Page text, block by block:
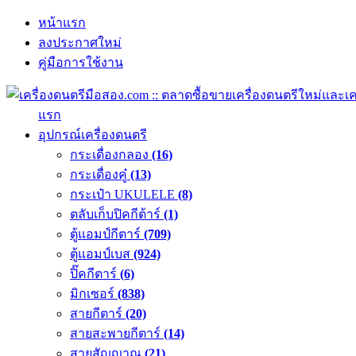
หน้าแรก
ลงประกาศใหม่
คู่มือการใช้งาน
แรก
อุปกรณ์เครื่องดนตรี
กระเดื่องกลอง (16)
กระเดื่องคู๋ (13)
กระเป๋า UKULELE (8)
ตลับเก็บปิคกีต้าร์ (1)
ตู้แอมป์กีตาร์ (709)
ตู้แอมป์เบส (924)
ปิ๊คกีตาร์ (6)
มิกเซอร์ (838)
สายกีตาร์ (20)
สายสะพายกีตาร์ (14)
สายสัญญาณ (21)